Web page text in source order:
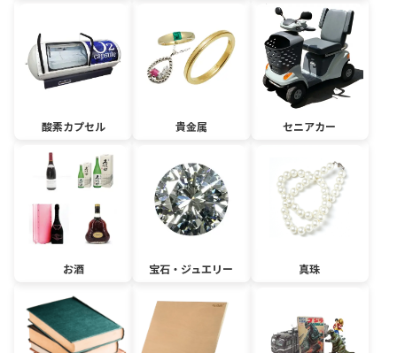
酸素カプセル 貴金属 セニアカー
お酒 宝石・ジュエリー 真珠